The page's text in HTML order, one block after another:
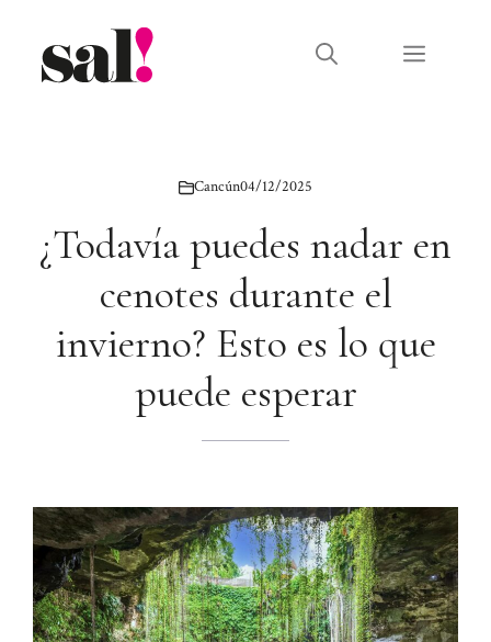
contenido
Menú
Cancún04/12/2025
¿Todavía puedes nadar en
cenotes durante el
invierno? Esto es lo que
puede esperar